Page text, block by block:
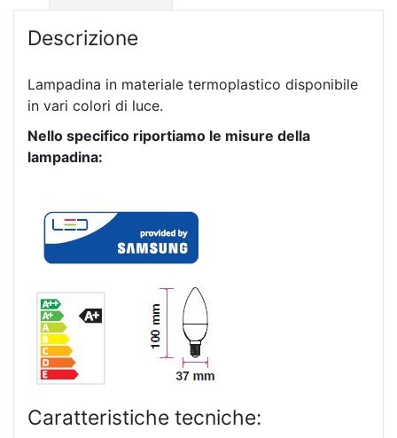
Descrizione
Lampadina in materiale termoplastico disponibile
in vari colori di luce.
Nello specifico riportiamo le misure della
lampadina:
Caratteristiche tecniche: